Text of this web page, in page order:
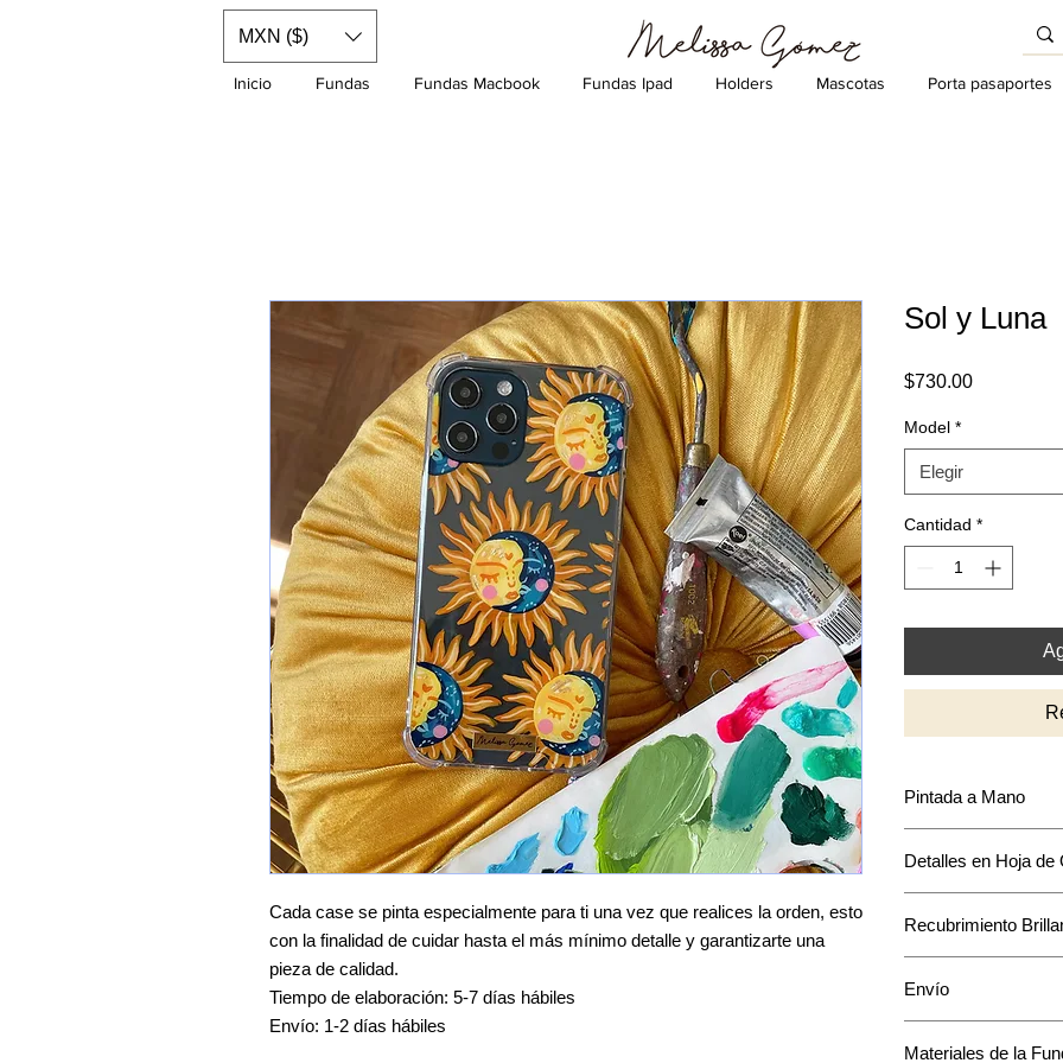
Inicio Fundas Fundas Macbook Fundas Ipad Holders Mascotas Porta pasaportes
MXN ($)
Cada case se pinta especialmente para ti una vez que realices la orden, esto
con la finalidad de cuidar hasta el más mínimo detalle y garantizarte una
pieza de calidad.
Tiempo de elaboración: 5-7 días hábiles
Envío: 1-2 días hábiles
Sol y Luna
$730.00Precio
Model *
Elegir
Cantidad *
Pintada a Mano
intensidad y
mantendrá en base
Detalles en Hoja de
acentos en hoja de
único a tu funda.
Recubrimiento
pintura.
Envío
pintará
Materiales de la